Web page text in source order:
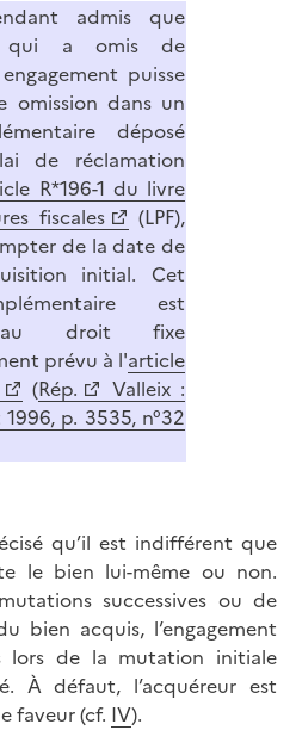
admis que
qui a omis de
puisse
omission dans un
déposé
de réclamation
R*196-1 du livre
fiscales
(LPF),
de la date de
initial. Cet
est
au droit fixe
prévu à l'article
(Rép.
Valleix :
p. 3535, n°32
qu’il est indifférent que
le bien lui-même ou non.
successives ou de
bien acquis, l’engagement
lors de la mutation initiale
À défaut, l’acquéreur est
faveur (cf. IV).